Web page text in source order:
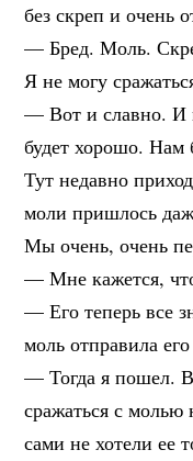
без скреп и очень
— Бред. Моль.
Я не могу
— Вот и славно. И
будет хорошо. Нам
Тут недавно
моли пришлось
Мы очень, очень
— Мне кажется,
— Его теперь все
моль отправила
— Тогда я пошел.
сражаться с
сами не хотели ее